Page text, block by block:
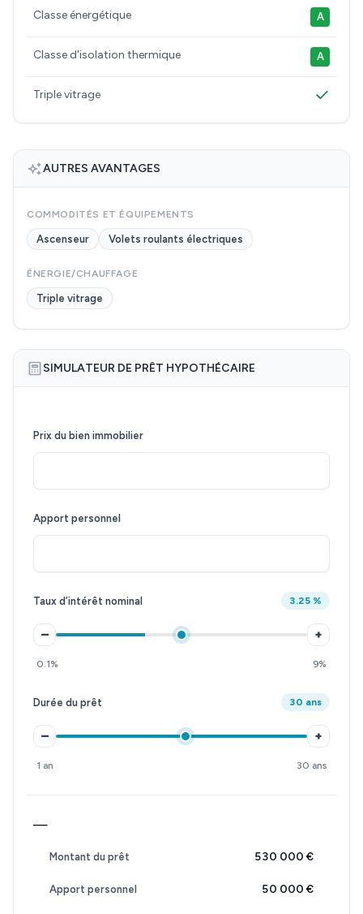
Classe énergétique A
Classe d'isolation thermique A
Triple vitrage
AUTRES AVANTAGES
COMMODITÉS ET ÉQUIPEMENTS
Ascenseur Volets roulants électriques
ÉNERGIE/CHAUFFAGE
Triple vitrage
SIMULATEUR DE PRÊT HYPOTHÉCAIRE
Prix du bien immobilier
Apport personnel
Taux d’intérêt nominal 3.25 %
– +
0.1% 9%
Durée du prêt 30 ans
– +
1 an 30 ans
—
Montant du prêt 530 000 €
Apport personnel 50 000 €